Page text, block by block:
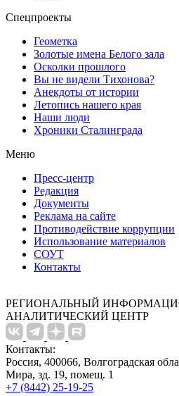
Спецпроекты
Геометка
Золотые имена Белого зала
Осколки прошлого
Вы не видели Тихонова?
Анекдоты от истории
Летопись нашего края
Наши люди
Хроники Сталинграда
Меню
Пресс-центр
Редакция
Документы
Реклама на сайте
Противодействие коррупции
Использование материалов
СОУТ
Контакты
РЕГИОНАЛЬНЫЙ
АНАЛИТИЧЕСКИЙ ЦЕНТР
Контакты:
Россия, 400066, Волгоградская
Мира, зд. 19, помещ. 1
+7 (8442) 25-19-25